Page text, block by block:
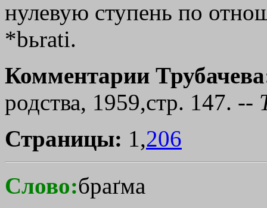
нулевую ступень по
*bьrati.
Комментарии
родства, 1959,стр. 147. --
Страницы: 1,206
Слово:браґма